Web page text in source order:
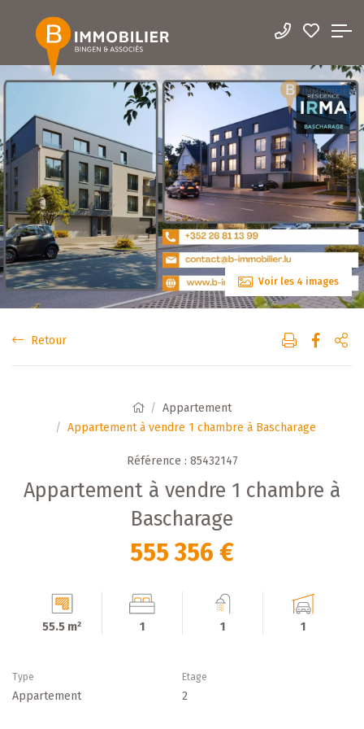
Voir les 4 images
Retour
Appartement
Appartement à vendre 1 chambre à Bascharage
Référence : 85432147
Appartement à vendre 1 chambre à
Bascharage
555 356 €
55.5 m² 1 1 1
Type
Appartement
Etage
2